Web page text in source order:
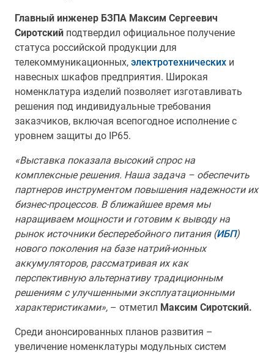
Главный инженер БЗПА Максим Сергеевич
Сиротский подтвердил официальное получение
статуса российской продукции для
телекоммуникационных, электротехнических и
навесных шкафов предприятия. Широкая
номенклатура изделий позволяет изготавливать
решения под индивидуальные требования
заказчиков, включая всепогодное исполнение с
уровнем защиты до IP65.
«Выставка показала высокий спрос на
комплексные решения. Наша задача – обеспечить
партнеров инструментом повышения надежности их
бизнес-процессов. В ближайшее время мы
наращиваем мощности и готовим к выводу на
рынок источники бесперебойного питания (ИБП)
нового поколения на базе натрий-ионных
аккумуляторов, рассматривая их как
перспективную альтернативу традиционным
решениям с улучшенными эксплуатационными
характеристиками», – отметил Максим Сиротский.
Среди анонсированных планов развития –
увеличение номенклатуры модульных систем